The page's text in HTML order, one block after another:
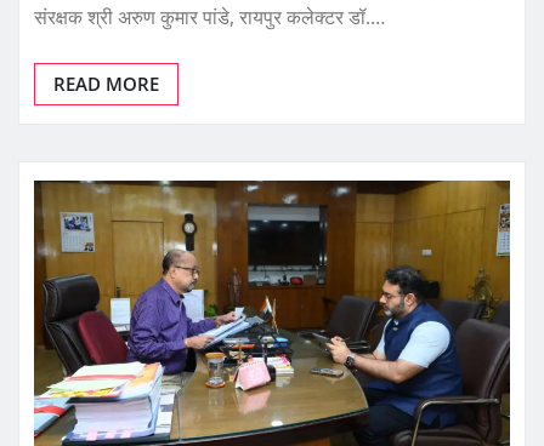
संरक्षक श्री अरुण कुमार पांडे, रायपुर कलेक्टर डॉ.…
READ MORE